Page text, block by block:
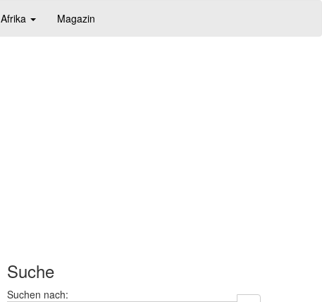
Afrika Magazin
Suche
Suchen nach: